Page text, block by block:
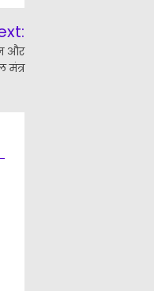
और
मंत्र